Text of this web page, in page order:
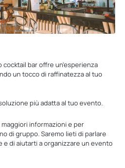
bar offre un'esperienza
un tocco di raffinatezza al tuo
più adatta al tuo evento.
informazioni e per
di gruppo. Saremo lieti di parlare
di aiutarti a organizzare un evento